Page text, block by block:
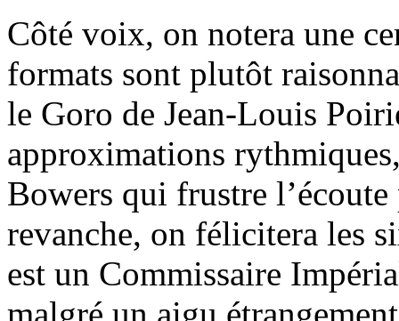
Côté voix, on notera une
formats sont plutôt
le Goro de Jean-Louis
approximations
Bowers qui frustre
revanche, on félicitera les
est un Commissaire